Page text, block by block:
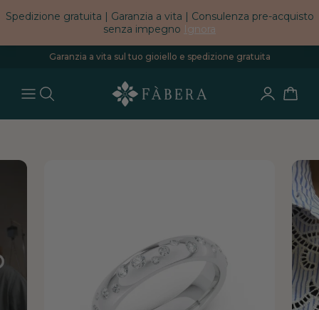
Spedizione gratuita | Garanzia a vita | Consulenza pre-acquisto
senza impegno Ignora
Garanzia a vita sul tuo gioiello e spedizione gratuita